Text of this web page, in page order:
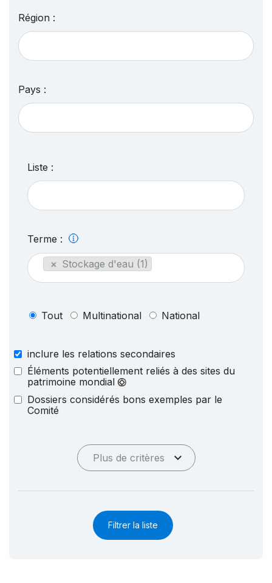
Région :
Pays :
Liste :
Terme :
× Stockage d'eau (1)
Tout Multinational National
inclure les relations secondaires
Éléments potentiellement reliés à des sites du
patrimoine mondial
Dossiers considérés bons exemples par le
Comité
Plus de critères
Filtrer la liste